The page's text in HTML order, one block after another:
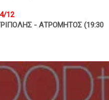
12
- ΑΤΡΟΜΗΤΟΣ (19:30